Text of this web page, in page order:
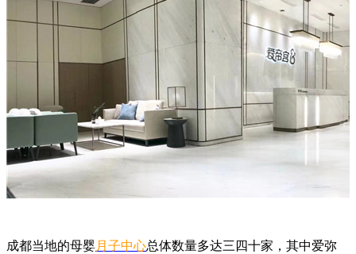
成都当地的母婴月子中心总体数量多达三四十家，其中爱弥